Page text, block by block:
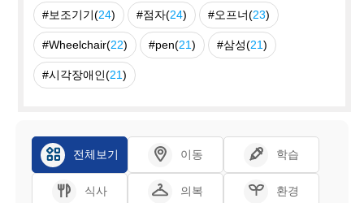
#보조기기(24) #점자(24) #오프너(23)
#Wheelchair(22) #pen(21) #삼성(21)
#시각장애인(21)
전체보기 이동 학습
식사 의복 환경